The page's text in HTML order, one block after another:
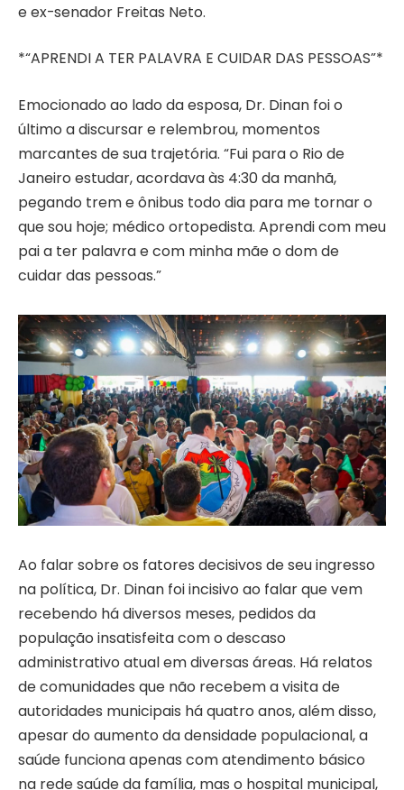
e ex-senador Freitas Neto.
*“APRENDI A TER PALAVRA E CUIDAR DAS PESSOAS”*
Emocionado ao lado da esposa, Dr. Dinan foi o
último a discursar e relembrou, momentos
marcantes de sua trajetória. “Fui para o Rio de
Janeiro estudar, acordava às 4:30 da manhã,
pegando trem e ônibus todo dia para me tornar o
que sou hoje; médico ortopedista. Aprendi com meu
pai a ter palavra e com minha mãe o dom de
cuidar das pessoas.”
Ao falar sobre os fatores decisivos de seu ingresso
na política, Dr. Dinan foi incisivo ao falar que vem
recebendo há diversos meses, pedidos da
população insatisfeita com o descaso
administrativo atual em diversas áreas. Há relatos
de comunidades que não recebem a visita de
autoridades municipais há quatro anos, além disso,
apesar do aumento da densidade populacional, a
saúde funciona apenas com atendimento básico
na rede saúde da família, mas o hospital municipal,